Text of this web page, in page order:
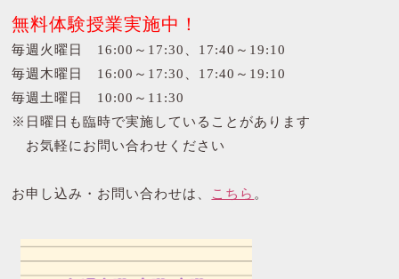
無料体験授業実施中！
毎週火曜日 16:00～17:30、17:40～19:10
毎週木曜日 16:00～17:30、17:40～19:10
毎週土曜日 10:00～11:30
※日曜日も臨時で実施していることがあります
お気軽にお問い合わせください
お申し込み・お問い合わせは、 こちら 。